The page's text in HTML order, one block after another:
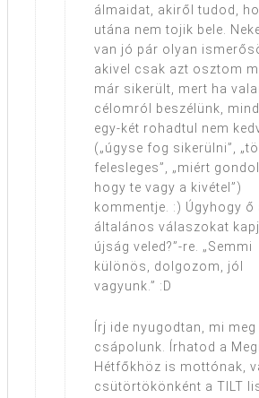
álmaidat, akiről tudod,
utána nem tojik bele.
van jó pár olyan
akivel csak azt osztom
már sikerült, mert ha
célomról beszélünk,
egy-két rohadtul nem
(„úgyse fog sikerülni”,
felesleges”, „miért
hogy te vagy a kivétel”)
kommentje. :) Úgyhogy ő
általános válaszokat
újság veled?”-re. „Semmi
különös, dolgozom, jól
vagyunk.” :D
Írj ide nyugodtan, mi meg
csápolunk. Írhatod a
Hétfőkhöz is mottónak,
csütörtökönként a TILT